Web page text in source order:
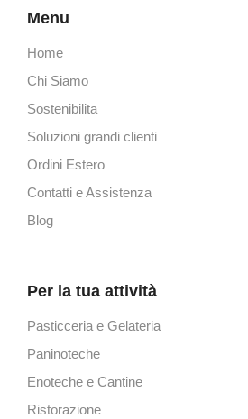
Menu
Home
Chi Siamo
Sostenibilita
Soluzioni grandi clienti
Ordini Estero
Contatti e Assistenza
Blog
Per la tua attività
Pasticceria e Gelateria
Paninoteche
Enoteche e Cantine
Ristorazione